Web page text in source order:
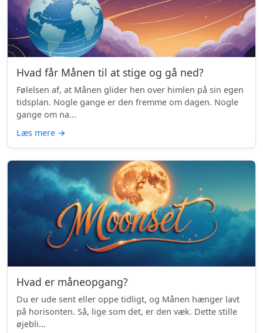
Hvad får Månen til at stige og gå ned?
Følelsen af, at Månen glider hen over himlen på sin egen
tidsplan. Nogle gange er den fremme om dagen. Nogle
gange om na...
Læs mere →
Hvad er måneopgang?
Du er ude sent eller oppe tidligt, og Månen hænger lavt
på horisonten. Så, lige som det, er den væk. Dette stille
øjebli...